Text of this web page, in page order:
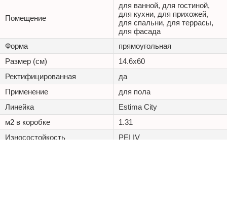
Помещение
для ванной, для гостиной,
для кухни, для прихожей,
для спальни, для террасы,
для фасада
Форма
прямоугольная
Размер (см)
14.6x60
Ректифицированная
да
Применение
для пола
Линейка
Estima City
м2 в коробке
1.31
Износостойкость
PEI IV